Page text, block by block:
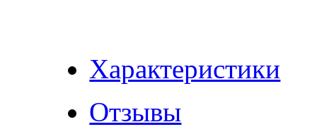
Характеристики
Отзывы